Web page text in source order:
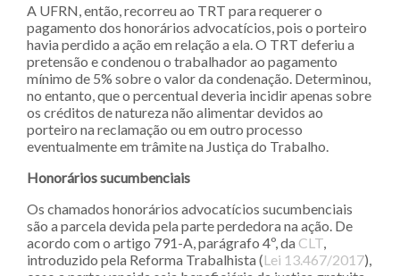
A UFRN, então, recorreu ao TRT para requerer o
pagamento dos honorários advocatícios, pois o porteiro
havia perdido a ação em relação a ela. O TRT deferiu a
pretensão e condenou o trabalhador ao pagamento
mínimo de 5% sobre o valor da condenação. Determinou,
no entanto, que o percentual deveria incidir apenas sobre
os créditos de natureza não alimentar devidos ao
porteiro na reclamação ou em outro processo
eventualmente em trâmite na Justiça do Trabalho.
Honorários sucumbenciais
Os chamados honorários advocatícios sucumbenciais
são a parcela devida pela parte perdedora na ação. De
acordo com o artigo 791-A, parágrafo 4º, da CLT
introduzido pela Reforma Trabalhista (Lei 13.467/2017),